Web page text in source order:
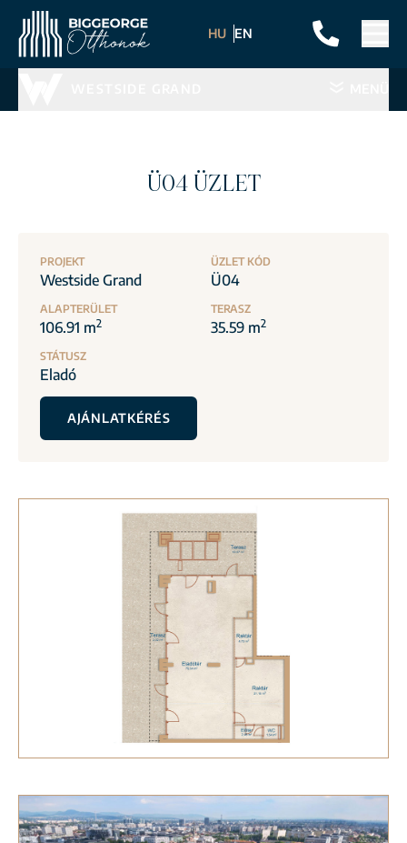
HU EN
Ü04 ÜZLET
PROJEKT
Westside Grand
ÜZLET KÓD
Ü04
ALAPTERÜLET
106.91 m2
TERASZ
35.59 m2
STÁTUSZ
Eladó
AJÁNLATKÉRÉS